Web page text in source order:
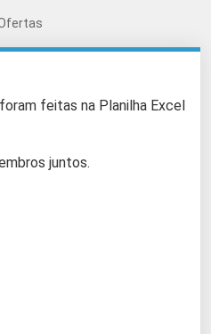
feitas na Planilha Excel
juntos.